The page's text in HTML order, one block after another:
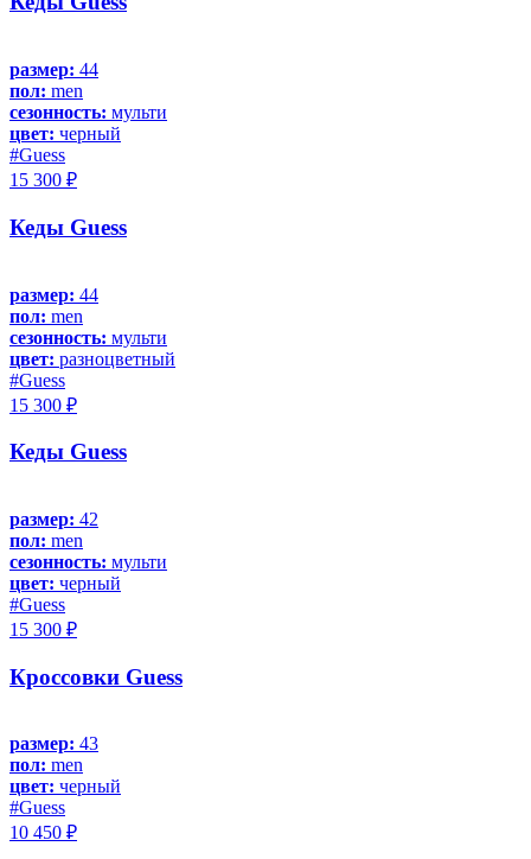
размер: 44
пол: men
сезонность: мульти
цвет: черный
#Guess
15 300 ₽
Кеды Guess
размер: 44
пол: men
сезонность: мульти
цвет: разноцветный
#Guess
15 300 ₽
Кеды Guess
размер: 42
пол: men
сезонность: мульти
цвет: черный
#Guess
15 300 ₽
Кроссовки Guess
размер: 43
пол: men
цвет: черный
#Guess
10 450 ₽